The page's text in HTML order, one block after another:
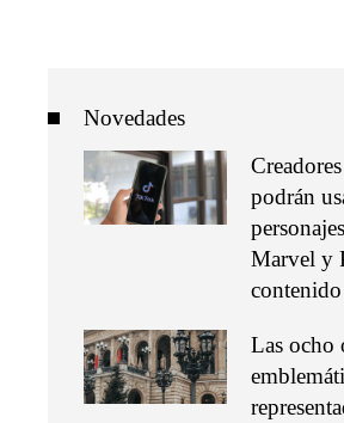
Novedades
podrán
Marvel y
Las ocho